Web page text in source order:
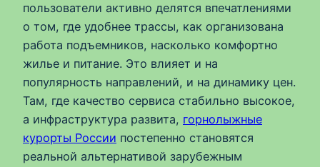
пользователи активно делятся впечатлениями
о том, где удобнее трассы, как организована
работа подъемников, насколько комфортно
жилье и питание. Это влияет и на
популярность направлений, и на динамику цен.
Там, где качество сервиса стабильно высокое,
а инфраструктура развита, горнолыжные
курорты России постепенно становятся
реальной альтернативой зарубежным